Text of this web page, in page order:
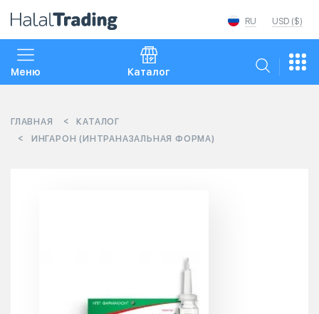
USD ($)
RU
Меню Каталог
ГЛАВНАЯ
КАТАЛОГ
ИНГАРОН (ИНТРАНАЗАЛЬНАЯ ФОРМА)